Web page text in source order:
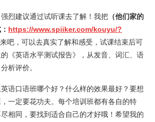
烈建议通过试听课去了解！我把 （他们家的
https://www.spiiker.com/kouyu/?
吧，可以去真实了解和感受，试课结束后可
《英语水平测试报告》，从发音、词汇、语
析评价。
英语口语班哪个好？什么样的效果最好？要想
一定要花功夫。每个培训班都有各自的特
相同，要找到适合自己的才好哦！希望我的